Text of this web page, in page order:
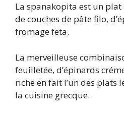
La spanakopita est un
de couches de pâte filo,
fromage feta.
La merveilleuse
feuilletée, d’épinards
riche en fait l’un des plats
la cuisine grecque.